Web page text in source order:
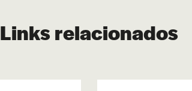
Links relacionados